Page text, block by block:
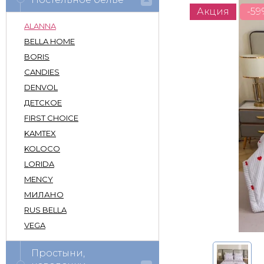
Акция -
ALANNA
BELLA HOME
BORIS
CANDIES
DENVOL
ДЕТСКОЕ
FIRST CHOICE
KAMTEX
KOLOCO
LORIDA
MENCY
МИЛАНО
RUS BELLA
VEGA
Простыни,